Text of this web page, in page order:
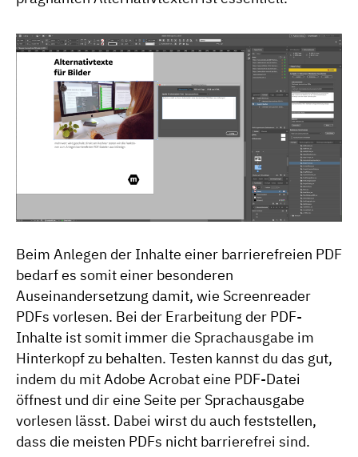
Beim Anlegen der Inhalte einer barrierefreien PDF
bedarf es somit einer besonderen
Auseinandersetzung damit, wie Screenreader
PDFs vorlesen. Bei der Erarbeitung der PDF-
Inhalte ist somit immer die Sprachausgabe im
Hinterkopf zu behalten. Testen kannst du das gut,
indem du mit Adobe Acrobat eine PDF-Datei
öffnest und dir eine Seite per Sprachausgabe
vorlesen lässt. Dabei wirst du auch feststellen,
dass die meisten PDFs nicht barrierefrei sind.